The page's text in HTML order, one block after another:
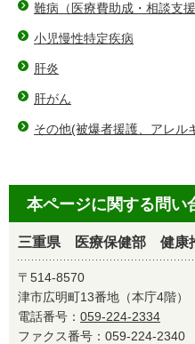
難病（医療費助成・相談支援
小児慢性特定疾病
肝炎
肝がん
その他(被爆者援護、アレル
本ページに関する問い
三重県 医療保健部 健康
〒514-8570
津市広明町13番地（本庁4階）
電話番号： 059-224-2334
ファクス番号：059-224-2340